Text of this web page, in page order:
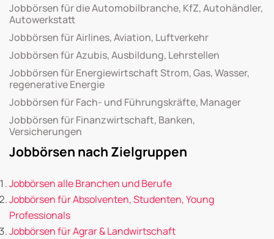
Jobbörsen für die Automobilbranche, KfZ, Autohändler,
Autowerkstatt
Jobbörsen für Airlines, Aviation, Luftverkehr
Jobbörsen für Azubis, Ausbildung, Lehrstellen
Jobbörsen für Energiewirtschaft Strom, Gas, Wasser,
regenerative Energie
Jobbörsen für Fach- und Führungskräfte, Manager
Jobbörsen für Finanzwirtschaft, Banken,
Versicherungen
Jobbörsen nach Zielgruppen
Jobbörsen alle Branchen und Berufe
Jobbörsen für Absolventen, Studenten, Young
Professionals
Jobbörsen für Agrar & Landwirtschaft